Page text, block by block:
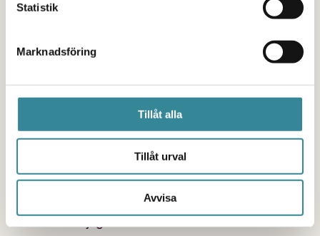
Statistik
Marknadsföring
Tillåt alla
Tillåt urval
Avvisa
Läxhjälpen och Katarina Cup barn och unga som
behöver just det: fler sammanhang där någon ser
dem, tror på dem och ger rätt stöd i tid.
därför prioritera långsiktiga satsningar på barn
och unga. Det kräver en rustad socialtjänst,
tidiga stödinsatser och investeringar i de
skyddsfaktorer – skola, fritid, sport och kultur –
som gör att barn både kan växa upp tryggare